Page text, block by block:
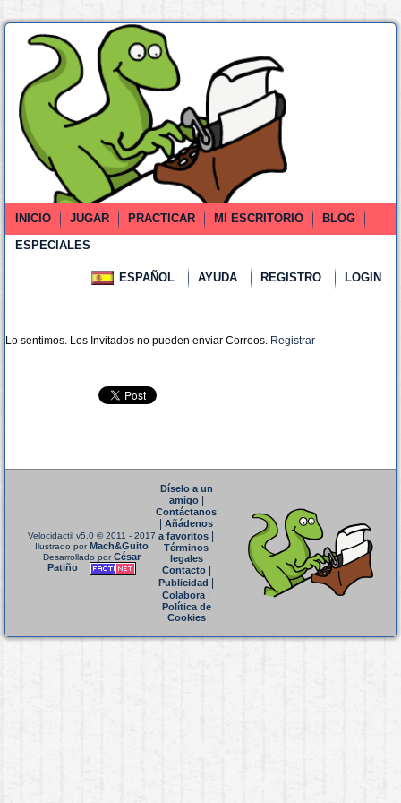
INICIO JUGAR PRACTICAR MI ESCRITORIO
BLOG
ESPECIALES
ESPAÑOL AYUDA REGISTRO LOGIN
Lo sentimos. Los Invitados no pueden enviar Correos. Registrar
Velocidactil v5.0 © 2011 - 2017
Ilustrado porMach&Guito
Desarrollado porCésar
Patiño
Díselo a un
amigo|
Contáctanos
Añádenos
a favoritos
Términos
legales
Contacto|
Publicidad
Colabora|
Política de
Cookies